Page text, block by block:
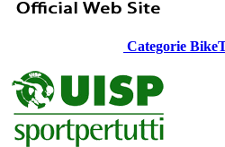
Categorie